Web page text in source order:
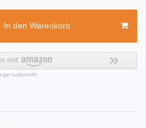
In den Warenkorb